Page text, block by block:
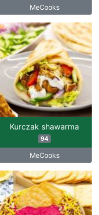
MeCooks
Kurczak shawarma
94
MeCooks